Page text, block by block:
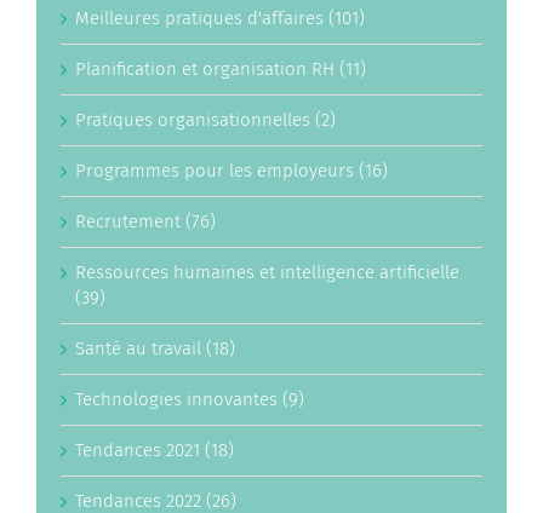
Meilleures pratiques d'affaires (101)
Planification et organisation RH (11)
Pratiques organisationnelles (2)
Programmes pour les employeurs (16)
Recrutement (76)
Ressources humaines et intelligence artificielle
(39)
Santé au travail (18)
Technologies innovantes (9)
Tendances 2021 (18)
Tendances 2022 (26)